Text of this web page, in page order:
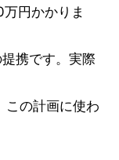
円かかりま
携です。実際
この計画に使わ